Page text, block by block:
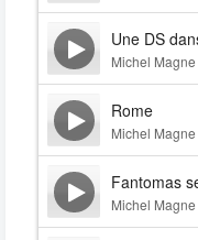
Une DS
Michel Magne
Rome
Michel Magne
Fantomas
Michel Magne